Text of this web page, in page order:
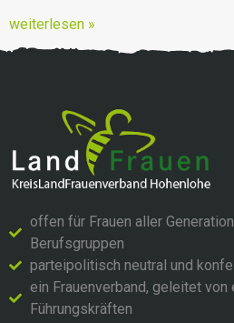
weiterlesen »
offen für Frauen aller
Berufsgruppen
parteipolitisch neutral und
ein Frauenverband, geleitet von
Führungskräften